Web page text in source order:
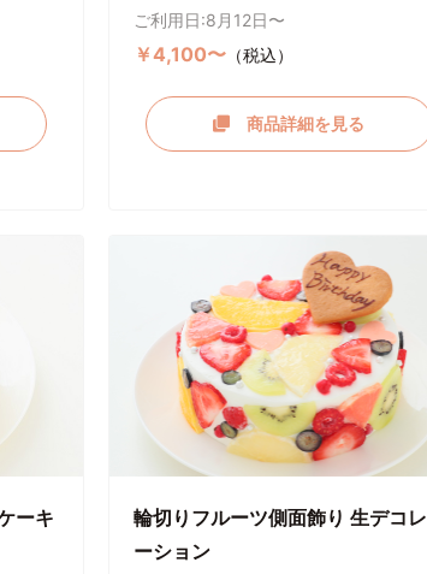
ご利用日:8月12日〜
￥4,100〜（税込）
商品詳細を見る
ーキ
輪切りフルーツ側面飾り 生デコレ
ーション